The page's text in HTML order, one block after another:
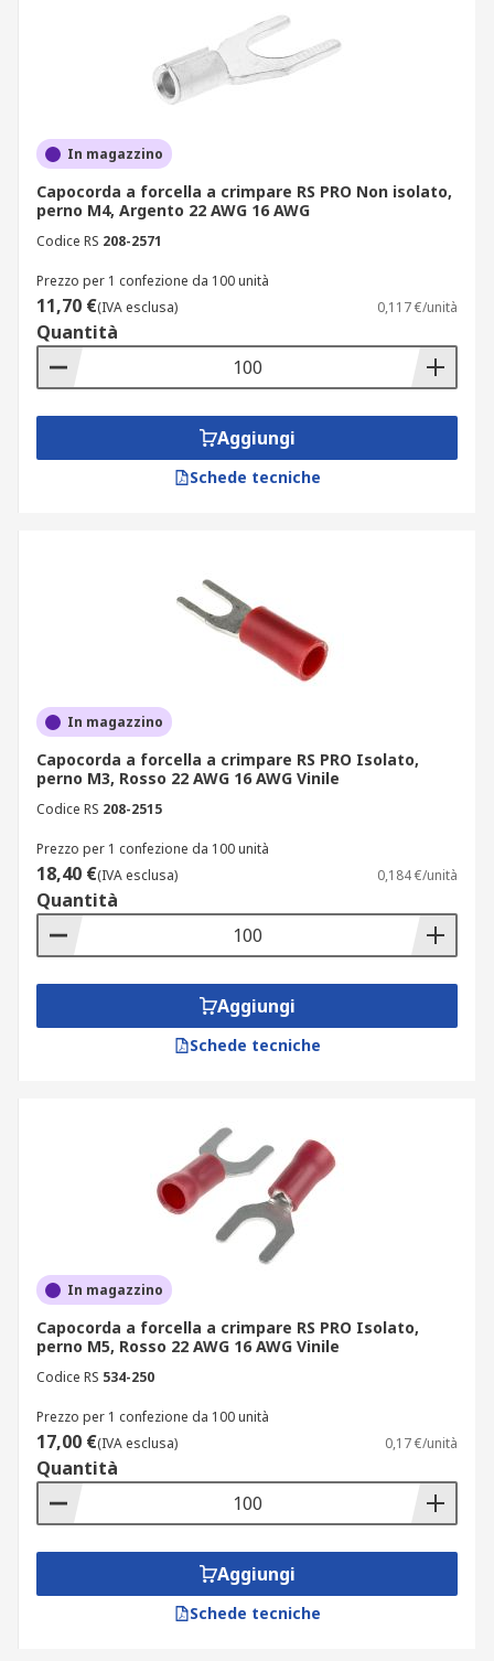
In magazzino
Capocorda a forcella a crimpare RS PRO Non isolato,
perno M4, Argento 22 AWG 16 AWG
Codice RS 208-2571
Prezzo per 1 confezione da 100 unità
11,70 €(IVA esclusa) 0,117 €/unità
Quantità
Aggiungi
Schede tecniche
In magazzino
Capocorda a forcella a crimpare RS PRO Isolato,
perno M3, Rosso 22 AWG 16 AWG Vinile
Codice RS 208-2515
Prezzo per 1 confezione da 100 unità
18,40 €(IVA esclusa) 0,184 €/unità
Quantità
Aggiungi
Schede tecniche
In magazzino
Capocorda a forcella a crimpare RS PRO Isolato,
perno M5, Rosso 22 AWG 16 AWG Vinile
Codice RS 534-250
Prezzo per 1 confezione da 100 unità
17,00 €(IVA esclusa) 0,17 €/unità
Quantità
Aggiungi
Schede tecniche